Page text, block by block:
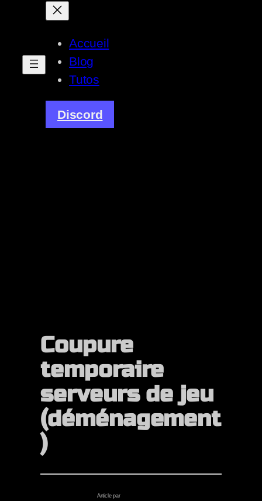
Accueil
Blog
Tutos
Discord
Coupure
temporaire
serveurs de jeu
(déménagement
)
Article par